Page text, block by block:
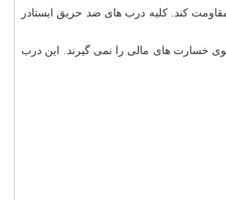
کند. کلیه درب های ضد حریق ایستادر
خسارت های مالی را نمی گیرند. این درب